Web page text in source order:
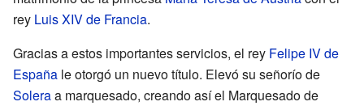
rey Luis XIV de Francia.
Gracias a estos importantes servicios, el rey Felipe IV de
España le otorgó un nuevo título. Elevó su señorío de
Soleraa marquesado, creando así el Marquesado de